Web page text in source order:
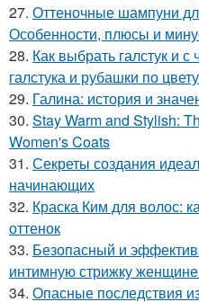
27. Оттеночные шампуни
Особенности, плюсы и
28. Как выбрать галстук и
галстука и рубашки по цвету
29. Галина: история и
30. Stay Warm and Stylish:
Women's Coats
31. Секреты создания
начинающих
32. Краска Ким для волос:
оттенок
33. Безопасный и
интимную стрижку
34. Опасные последствия